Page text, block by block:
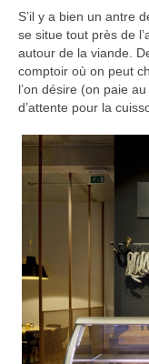
S’il y a bien un antre
se situe tout près de
autour de la viande.
comptoir où on peut
l’on désire (on paie
d’attente pour la